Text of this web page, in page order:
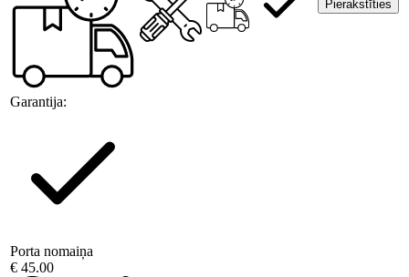
Garantija:
Pierakstīties
Porta nomaiņa
€ 45.00